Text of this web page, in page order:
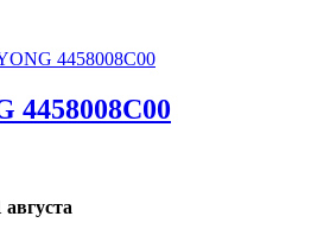
4458008C00
августа